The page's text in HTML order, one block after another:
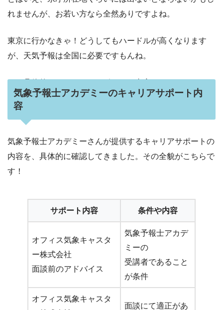
れませんが、お若い方なら全然ありですよね。
東京に行かなきゃ！どうしてもハードルが高くなります
が、天気予報は全国に必要ですもんね。
では具体的に、キャリアサポートの内容もチェックです！
気象予報士アカデミーのキャリアサポート内
容
気象予報士アカデミーさんが提供するキャリアサポートの
内容を、具体的に確認してきました。その全貌がこちらで
す！
サポート内容 条件や内容
オフィス気象キャスタ
ー株式会社
面談前のアドバイス
気象予報士アカデ
ミーの
受講者であること
が条件
オフィス気象キャスタ
面談にて適正があ